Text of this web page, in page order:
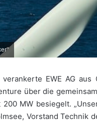
EWE AG
über die
MW besiegelt.
Vorstand Technik